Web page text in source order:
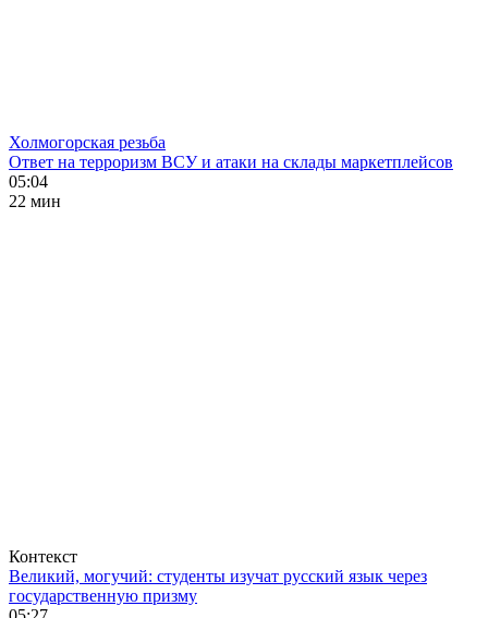
Холмогорская резьба
Ответ на терроризм ВСУ и атаки на склады маркетплейсов
05:04
22 мин
Контекст
Великий, могучий: студенты изучат русский язык через
государственную призму